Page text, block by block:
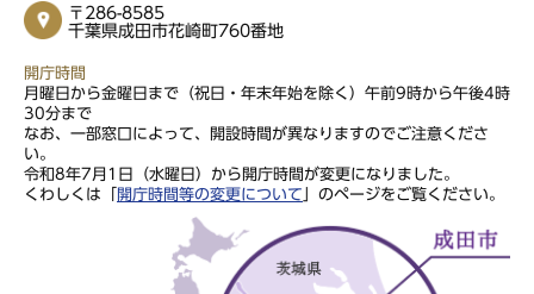
〒286-8585
千葉県成田市花崎町760番地
開庁時間
月曜日から金曜日まで（祝日・年末年始を除く）午前9時から午後4時
30分まで
なお、一部窓口によって、開設時間が異なりますのでご注意くださ
い。
令和8年7月1日（水曜日）から開庁時間が変更になりました。
くわしくは「
開庁時間等の変更について 」のページをご覧ください。